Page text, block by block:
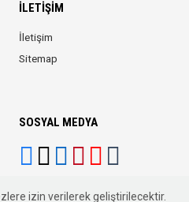
İLETIŞIM
İletişim
Sitemap
SOSYAL MEDYA
izin verilerek geliştirilecektir.